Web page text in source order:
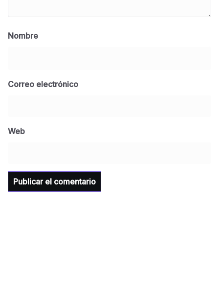
Nombre
Correo electrónico
Web
para la Universidad y para el municipio